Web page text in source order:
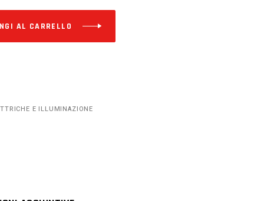
AL CARRELLO
E ILLUMINAZIONE